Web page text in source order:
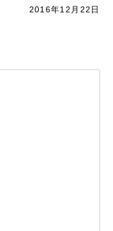
2016年12月22日